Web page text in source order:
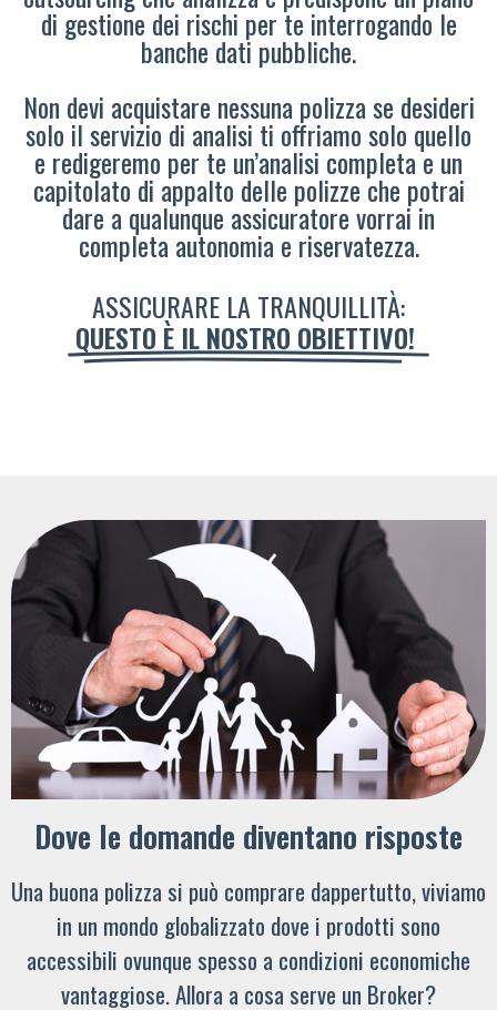
di gestione dei rischi per te interrogando le
banche dati pubbliche.
Non devi acquistare nessuna polizza se desideri
solo il servizio di analisi ti offriamo solo quello
e redigeremo per te un’analisi completa e un
capitolato di appalto delle polizze che potrai
dare a qualunque assicuratore vorrai in
completa autonomia e riservatezza.
ASSICURARE LA TRANQUILLITÀ:
QUESTO È IL NOSTRO OBIETTIVO!
Dove le domande diventano risposte
Una buona polizza si può comprare dappertutto, viviamo
in un mondo globalizzato dove i prodotti sono
accessibili ovunque spesso a condizioni economiche
vantaggiose. Allora a cosa serve un Broker?